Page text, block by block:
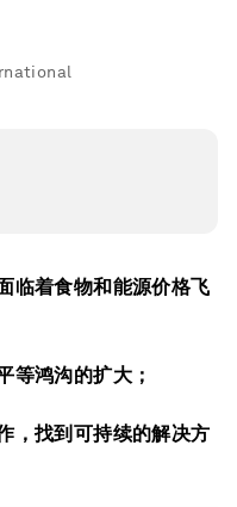
临着食物和能源价格飞
等鸿沟的扩大；
，找到可持续的解决方